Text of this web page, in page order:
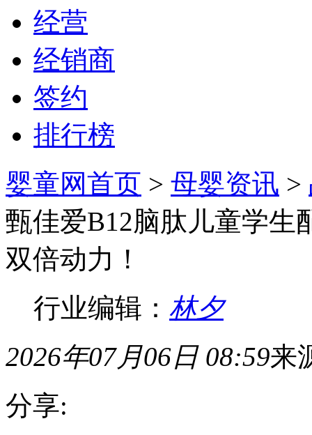
经营
经销商
签约
排行榜
婴童网首页 > 母婴资讯 >
甄佳爱B12脑肽儿童学生
双倍动力！
行业编辑： 林夕
2026年07月06日 08:59来
分享: